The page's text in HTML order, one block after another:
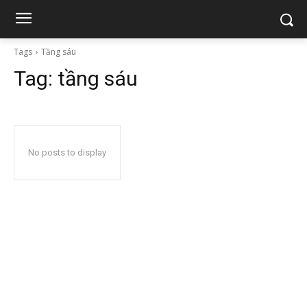
Tags Tầng sáu
Tag: tầng sáu
No posts to display